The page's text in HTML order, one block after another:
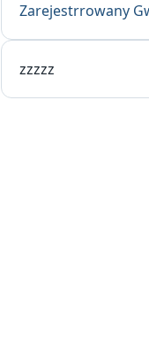
Zarejestrrowany
zzzzz